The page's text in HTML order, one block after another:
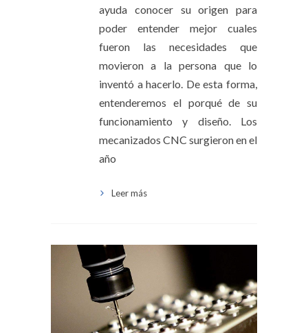
ayuda conocer su origen para
poder entender mejor cuales
fueron las necesidades que
movieron a la persona que lo
inventó a hacerlo. De esta forma,
entenderemos el porqué de su
funcionamiento y diseño. Los
mecanizados CNC surgieron en el
año
Leer más